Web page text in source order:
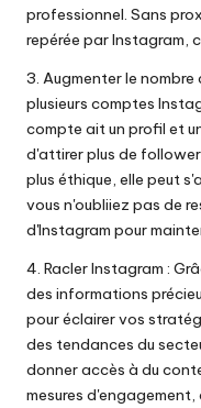
professionnel. Sans
repérée par Instagram,
3. Augmenter le
plusieurs comptes
compte ait un profil et
d'attirer plus de
plus éthique, elle peut
vous n'oubliiez pas de
d'Instagram pour
4. Racler Instagram :
des informations
pour éclairer vos
des tendances du
donner accès à du
mesures